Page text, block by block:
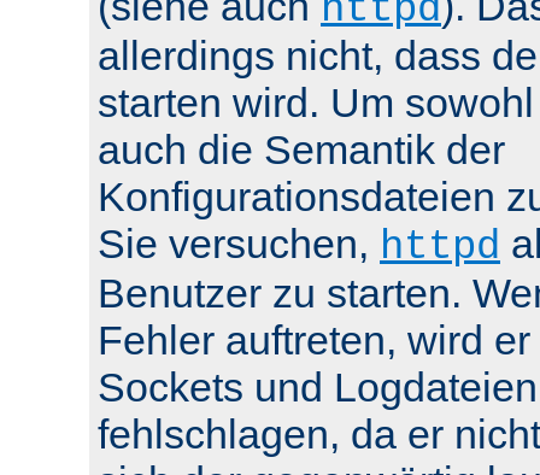
httpd
allerdings nicht, dass
starten wird. Um
auch die Semantik der
Konfigurationsdateien
Sie versuchen, httpd
Benutzer zu starten.
Fehler auftreten, wird
Sockets und
fehlschlagen, da er